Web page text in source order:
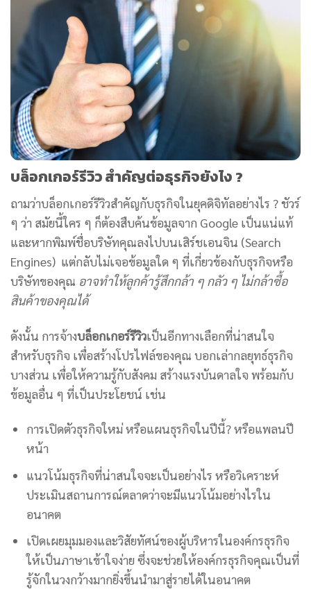
บล็อกเกอร์รีวิว สำคัญต่อธุรกิจยังไง ?
ถามว่าบล็อกเกอร์รีวิวสำคัญกับธุรกิจในยุคดิจิทัลอย่างไร ? ชัวร์
ๆ ว่า สมัยนี้ใคร ๆ ก็ต้องสืบค้นข้อมูลจาก Google เป็นแน่แท้
และหากพิมพ์ชื่อบริษัทคุณลงไปบนเสิร์ชเอนจิน (Search
Engines) แต่กลับไม่เจอข้อมูลใด ๆ ที่เกี่ยวข้องกับธุรกิจหรือ
บริษัทของคุณ อาจทำให้ลูกค้ารู้สึกกล้า ๆ กลัว ๆ ไม่กล้าซื้อ
สินค้าของคุณได้
ดังนั้น การจ้างบล็อกเกอร์รีวิวเป็นอีกทางเลือกที่น่าสนใจ
สำหรับธุรกิจ เพื่อสร้างโปรไฟล์ของคุณ บอกเล่ากลยุทธ์ธุรกิจ
บางส่วน เพื่อให้ความรู้กับสังคม สร้างแรงบันดาลใจ พร้อมกับ
ข้อมูลอื่น ๆ ที่เป็นประโยชน์ เช่น
การเปิดตัวธุรกิจใหม่ หรือแผนธุรกิจในปีนี้? หรือแพลนปี
หน้า
แนวโน้มธุรกิจที่น่าสนใจจะเป็นอย่างไร หรือวิเคราะห์
ประเมินสถานการณ์ตลาดว่าจะมีแนวโน้มอย่างไรใน
อนาคต
เปิดเผยมุมมองและวิสัยทัศน์ของผู้บริหารในองค์กรธุรกิจ
ให้เป็นภาษาเข้าใจง่าย ซึ่งจะช่วยให้องค์กรธุรกิจคุณเป็นที่
รู้จักในวงกว้างมากยิ่งขึ้นนำมาสู่รายได้ในอนาคต